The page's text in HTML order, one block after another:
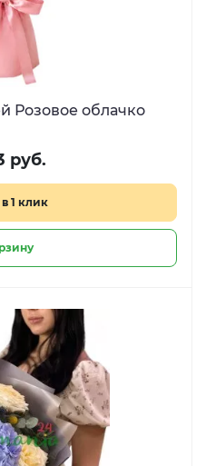
Розовое облачко
руб.
1 клик